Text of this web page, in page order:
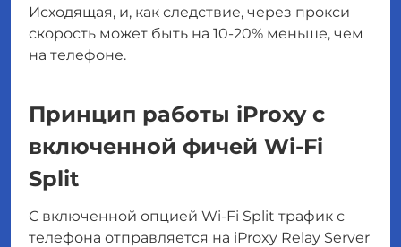
Исходящая, и, как следствие, через прокси
скорость может быть на 10-20% меньше, чем
на телефоне.
Принцип работы iProxy с
включенной фичей Wi-Fi
Split
С включенной опцией Wi-Fi Split трафик с
телефона отправляется на iProxy Relay Server